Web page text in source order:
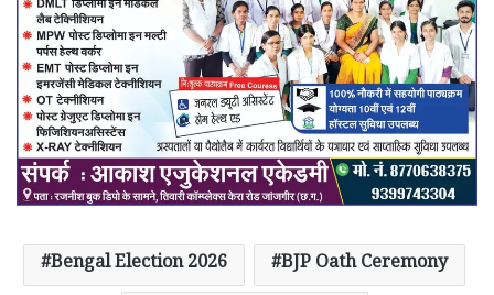
Bengal Election 2026
BJP Oath Ceremony